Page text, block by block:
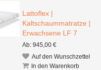
Lattoflex |
Kaltschaummatratze |
Erwachsene LF 7
Ab: 945,00 €
Auf den Wunschzettel
In den Warenkorb